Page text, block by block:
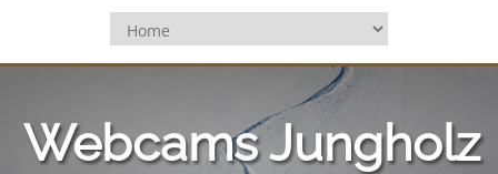
Webcams Jungholz